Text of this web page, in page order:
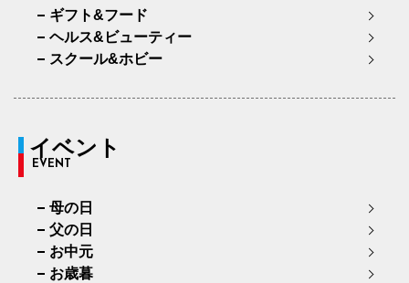
ギフト&フード
ヘルス&ビューティー
スクール&ホビー
イベント
EVENT
母の日
父の日
お中元
お歳暮